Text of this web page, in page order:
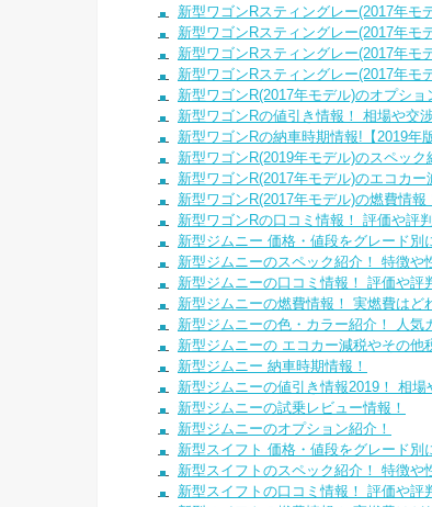
新型ワゴンRスティングレー(2017年モ
新型ワゴンRスティングレー(2017年モ
新型ワゴンRスティングレー(2017年モ
新型ワゴンRスティングレー(2017年モ
新型ワゴンR(2017年モデル)のオプショ
新型ワゴンRの値引き情報！ 相場や交
新型ワゴンRの納車時期情報!【2019年版
新型ワゴンR(2019年モデル)のスペック
新型ワゴンR(2017年モデル)のエコカー
新型ワゴンR(2017年モデル)の燃費情
新型ワゴンRの口コミ情報！ 評価や評
新型ジムニー 価格・値段をグレード別
新型ジムニーのスペック紹介！ 特徴や
新型ジムニーの口コミ情報！ 評価や評
新型ジムニーの燃費情報！ 実燃費はど
新型ジムニーの色・カラー紹介！ 人気
新型ジムニーの エコカー減税やその他
新型ジムニー 納車時期情報！
新型ジムニーの値引き情報2019！ 相場
新型ジムニーの試乗レビュー情報！
新型ジムニーのオプション紹介！
新型スイフト 価格・値段をグレード別
新型スイフトのスペック紹介！ 特徴や
新型スイフトの口コミ情報！ 評価や評